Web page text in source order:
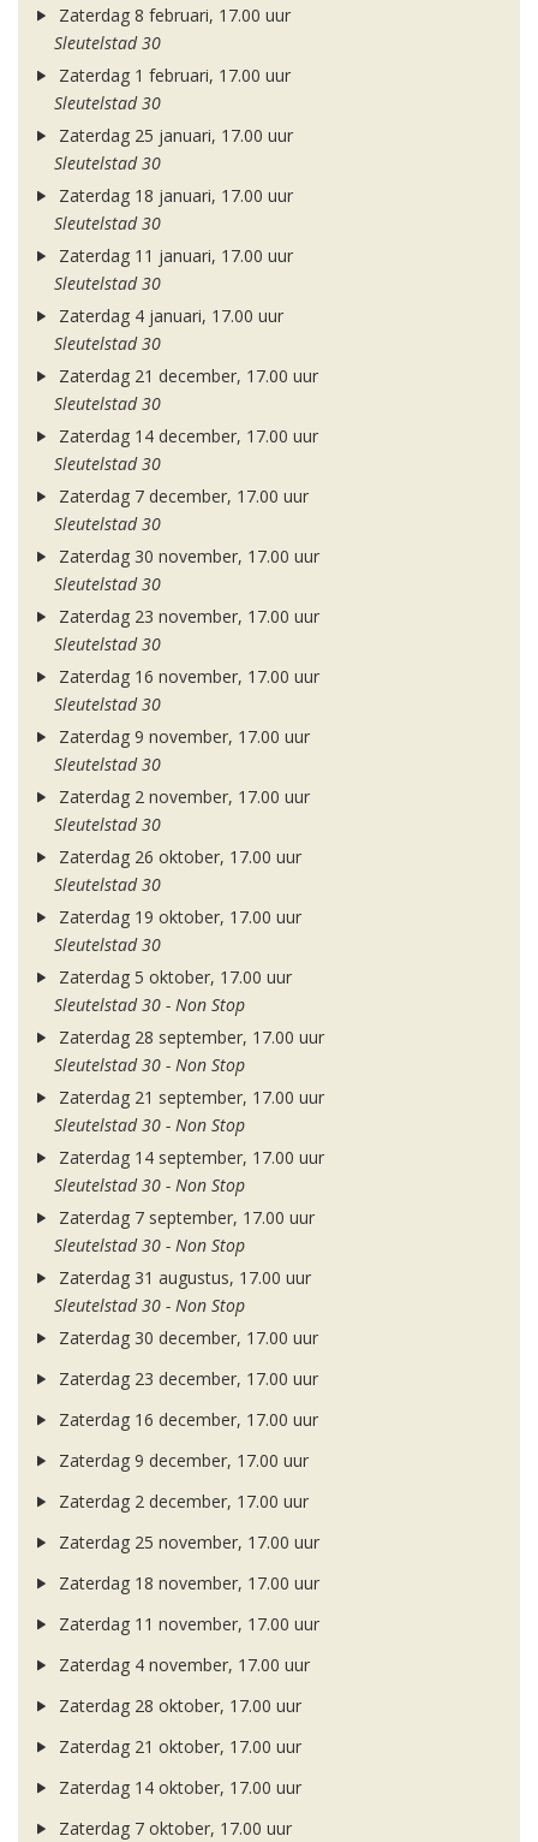
Zaterdag 8 februari, 17.00 uur
Sleutelstad 30
Zaterdag 1 februari, 17.00 uur
Sleutelstad 30
Zaterdag 25 januari, 17.00 uur
Sleutelstad 30
Zaterdag 18 januari, 17.00 uur
Sleutelstad 30
Zaterdag 11 januari, 17.00 uur
Sleutelstad 30
Zaterdag 4 januari, 17.00 uur
Sleutelstad 30
Zaterdag 21 december, 17.00 uur
Sleutelstad 30
Zaterdag 14 december, 17.00 uur
Sleutelstad 30
Zaterdag 7 december, 17.00 uur
Sleutelstad 30
Zaterdag 30 november, 17.00 uur
Sleutelstad 30
Zaterdag 23 november, 17.00 uur
Sleutelstad 30
Zaterdag 16 november, 17.00 uur
Sleutelstad 30
Zaterdag 9 november, 17.00 uur
Sleutelstad 30
Zaterdag 2 november, 17.00 uur
Sleutelstad 30
Zaterdag 26 oktober, 17.00 uur
Sleutelstad 30
Zaterdag 19 oktober, 17.00 uur
Sleutelstad 30
Zaterdag 5 oktober, 17.00 uur
Sleutelstad 30 - Non Stop
Zaterdag 28 september, 17.00 uur
Sleutelstad 30 - Non Stop
Zaterdag 21 september, 17.00 uur
Sleutelstad 30 - Non Stop
Zaterdag 14 september, 17.00 uur
Sleutelstad 30 - Non Stop
Zaterdag 7 september, 17.00 uur
Sleutelstad 30 - Non Stop
Zaterdag 31 augustus, 17.00 uur
Sleutelstad 30 - Non Stop
Zaterdag 30 december, 17.00 uur
Zaterdag 23 december, 17.00 uur
Zaterdag 16 december, 17.00 uur
Zaterdag 9 december, 17.00 uur
Zaterdag 2 december, 17.00 uur
Zaterdag 25 november, 17.00 uur
Zaterdag 18 november, 17.00 uur
Zaterdag 11 november, 17.00 uur
Zaterdag 4 november, 17.00 uur
Zaterdag 28 oktober, 17.00 uur
Zaterdag 21 oktober, 17.00 uur
Zaterdag 14 oktober, 17.00 uur
Zaterdag 7 oktober, 17.00 uur